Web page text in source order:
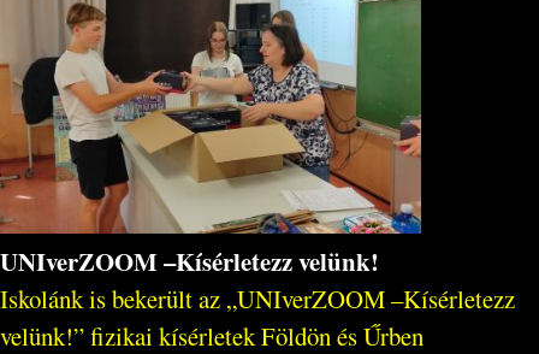
UNIverZOOM –Kísérletezz velünk!
Iskolánk is bekerült az „UNIverZOOM –Kísérletezz
velünk!” fizikai kísérletek Földön és Űrben